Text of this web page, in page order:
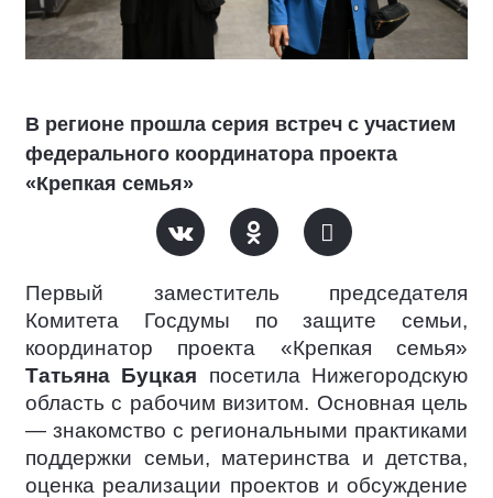
В регионе прошла серия встреч с участием
федерального координатора проекта
«Крепкая семья»
Первый заместитель председателя
Комитета Госдумы по защите семьи,
координатор проекта «Крепкая семья»
Татьяна Буцкая посетила Нижегородскую
область с рабочим визитом. Основная цель
— знакомство с региональными практиками
поддержки семьи, материнства и детства,
оценка реализации проектов и обсуждение